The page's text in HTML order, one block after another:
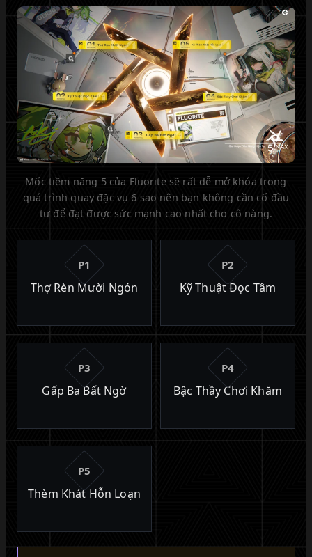
Mốc tiềm năng 5 của Fluorite sẽ rất dễ mở khóa trong
quá trình quay đặc vụ 6 sao nên bạn không cần cố đầu
tư để đạt được sức mạnh cao nhất cho cô nàng.
P1
Thợ Rèn Mười Ngón
P2
Kỹ Thuật Đọc Tâm
P3
Gấp Ba Bất Ngờ
P4
Bậc Thầy Chơi Khăm
P5
Thèm Khát Hỗn Loạn